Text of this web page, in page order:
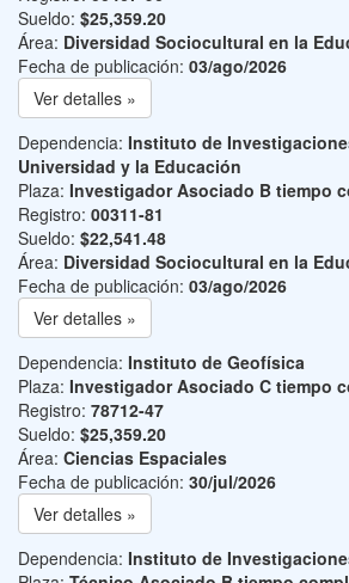
Sueldo: $25,359.20
Área: Diversidad Sociocultural en la
Fecha de publicación: 03/ago/2026
Ver detalles »
Dependencia: Instituto de
Universidad y la Educación
Plaza: Investigador Asociado B tiempo
Registro: 00311-81
Sueldo: $22,541.48
Área: Diversidad Sociocultural en la
Fecha de publicación: 03/ago/2026
Ver detalles »
Dependencia: Instituto de Geofísica
Plaza: Investigador Asociado C tiempo
Registro: 78712-47
Sueldo: $25,359.20
Área: Ciencias Espaciales
Fecha de publicación: 30/jul/2026
Ver detalles »
Dependencia: Instituto de